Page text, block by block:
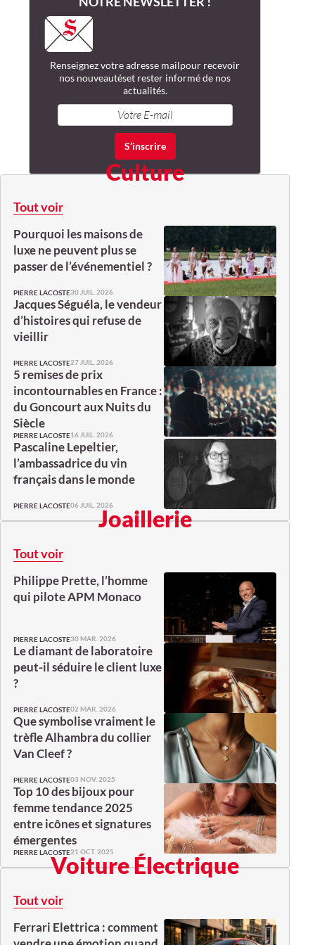
Renseignez votre adresse mailpour recevoir
nos nouveautéset rester informé de nos
actualités.
Culture
Tout voir
Pourquoi les maisons de
luxe ne peuvent plus se
passer de l’événementiel ?
PIERRE LACOSTE30 JUIL. 2026
Jacques Séguéla, le vendeur
d’histoires qui refuse de
vieillir
PIERRE LACOSTE27 JUIL. 2026
5 remises de prix
incontournables en France :
du Goncourt aux Nuits du
Siècle
PIERRE LACOSTE16 JUIL. 2026
Pascaline Lepeltier,
l’ambassadrice du vin
français dans le monde
PIERRE LACOSTE06 JUIL. 2026Joaillerie
Tout voir
Philippe Prette, l’homme
qui pilote APM Monaco
PIERRE LACOSTE30 MAR. 2026
Le diamant de laboratoire
peut-il séduire le client luxe
?
PIERRE LACOSTE02 MAR. 2026
Que symbolise vraiment le
trèfle Alhambra du collier
Van Cleef ?
PIERRE LACOSTE03 NOV. 2025
Top 10 des bijoux pour
femme tendance 2025
entre icônes et signatures
émergentes
PIERRE LACOSTE21 OCT. 2025
Voiture Électrique
Tout voir
Ferrari Elettrica : comment